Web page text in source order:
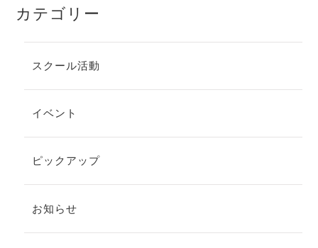
カテゴリー
スクール活動
イベント
ピックアップ
お知らせ